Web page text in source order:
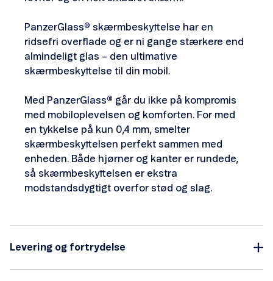
PanzerGlass® skærmbeskyttelse har en
ridsefri overflade og er ni gange stærkere end
almindeligt glas – den ultimative
skærmbeskyttelse til din mobil.
Med PanzerGlass® går du ikke på kompromis
med mobiloplevelsen og komforten. For med
en tykkelse på kun 0,4 mm, smelter
skærmbeskyttelsen perfekt sammen med
enheden. Både hjørner og kanter er rundede,
så skærmbeskyttelsen er ekstra
modstandsdygtigt overfor stød og slag.
Levering og fortrydelse